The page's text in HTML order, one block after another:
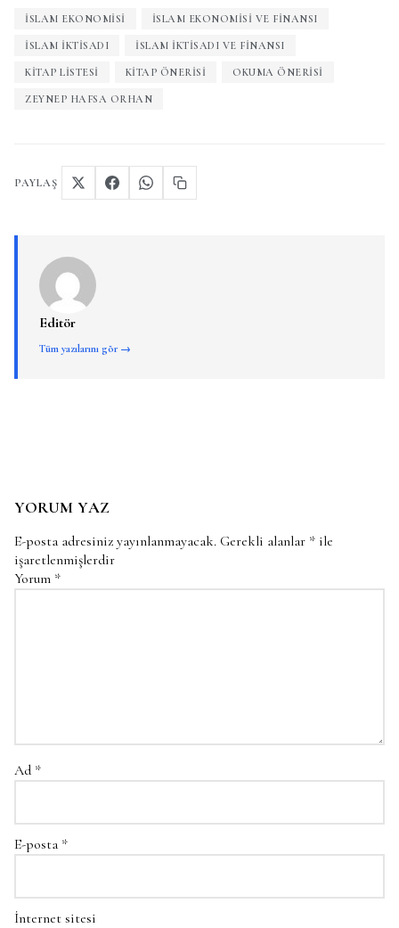
ISLAM EKONOMISI İSLAM EKONOMISI VE FINANSI
ISLAM IKTISADI ISLAM IKTISADI VE FINANSI
KITAP LISTESI KITAP ÖNERISI OKUMA ÖNERISI
ZEYNEP HAFSA ORHAN
PAYLAŞ
Editör
Tüm yazılarını gör →
YORUM YAZ
E-posta adresiniz yayınlanmayacak. Gerekli alanlar * ile
işaretlenmişlerdir
Yorum *
Ad *
E-posta *
İnternet sitesi